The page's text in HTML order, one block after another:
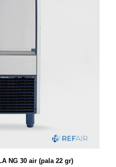
NG 30 air (pala 22 gr)